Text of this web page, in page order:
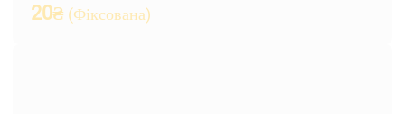
20₴ (Фіксована)